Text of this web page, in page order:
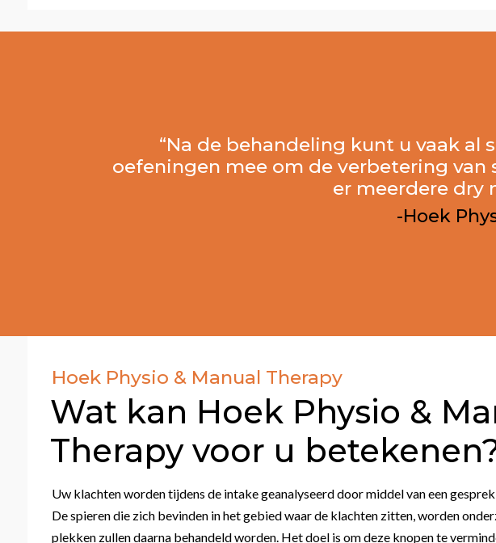
“Na de behandeling kunt u vaak al
oefeningen mee om de verbetering
er meerdere dry
-Hoek
Hoek Physio & Manual Therapy
Wat kan Hoek Physio &
Therapy voor u
Uw klachten worden tijdens de intake geanalyseerd door middel van een
De spieren die zich bevinden in het gebied waar de klachten zitten, worden
plekken zullen daarna behandeld worden. Het doel is om deze knopen te